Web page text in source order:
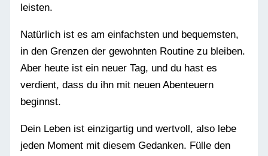
leisten.
Natürlich ist es am einfachsten und bequemsten,
in den Grenzen der gewohnten Routine zu bleiben.
Aber heute ist ein neuer Tag, und du hast es
verdient, dass du ihn mit neuen Abenteuern
beginnst.
Dein Leben ist einzigartig und wertvoll, also lebe
jeden Moment mit diesem Gedanken. Fülle den